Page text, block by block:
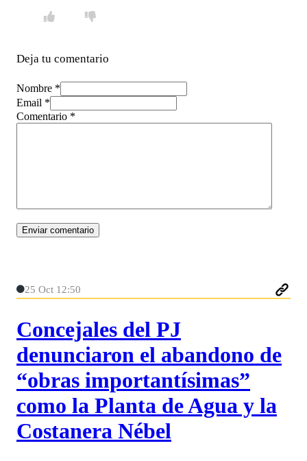
Deja tu comentario
Nombre *
Email *
Comentario *
25 Oct 12:50
Concejales del PJ
denunciaron el abandono de
“obras importantísimas”
como la Planta de Agua y la
Costanera Nébel